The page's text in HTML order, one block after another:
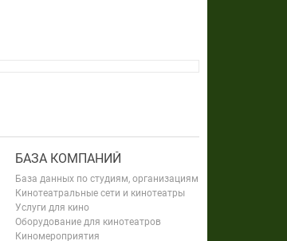
БАЗА КОМПАНИЙ
База данных по студиям, организациям
Кинотеатральные сети и кинотеатры
Услуги для кино
Оборудование для кинотеатров
Киномероприятия